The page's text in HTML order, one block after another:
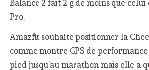
Balance 2 fait 2 g de moins que celui
Pro.
Amazfit souhaite positionner la
comme montre GPS de
pied jusqu’au marathon mais elle a